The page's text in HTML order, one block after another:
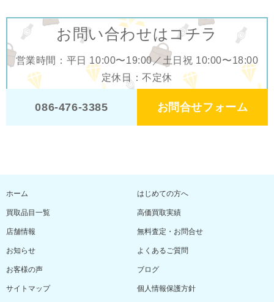
お問い合わせはコチラ
営業時間：平日 10:00〜19:00／土日祝 10:00〜18:00
定休日：不定休
086-476-3385 お問合せフォーム
ホーム はじめての方へ
買取品目一覧 高価買取実績
店舗情報 無料査定・お問合せ
お知らせ よくあるご質問
お客様の声 ブログ
サイトマップ 個人情報保護方針